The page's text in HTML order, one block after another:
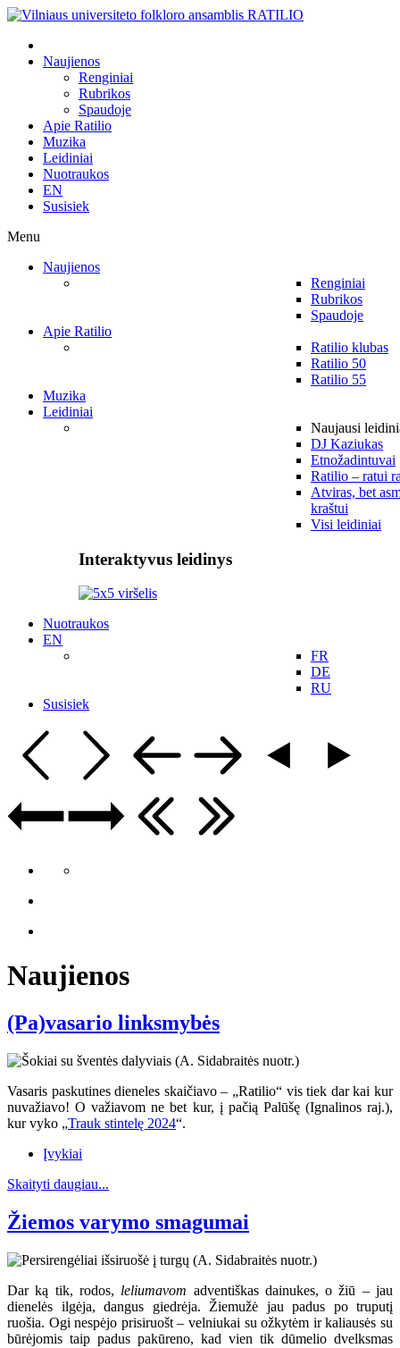
Naujienos
Renginiai
Rubrikos
Spaudoje
Apie Ratilio
Muzika
Leidiniai
Nuotraukos
EN
Susisiek
Menu
Naujienos
Renginiai
Rubrikos
Spaudoje
Apie Ratilio
Ratilio klubas
Ratilio 50
Ratilio 55
Muzika
Leidiniai
Naujausi
DJ Kaziukas
Etnožadintuvai
Ratilio – ratui
Atviras, bet
kraštui
Visi leidiniai
Interaktyvus leidinys
Nuotraukos
EN
FR
DE
RU
Susisiek
Naujienos
(Pa)vasario linksmybės
Vasaris paskutines dieneles skaičiavo – „Ratilio“ vis tiek dar kai kur
nuvažiavo! O važiavom ne bet kur, į pačią Palūšę (Ignalinos raj.),
kur vyko „Trauk stintelę 2024“.
Įvykiai
Skaityti daugiau...
Žiemos varymo smagumai
Dar ką tik, rodos, leliumavom adventiškas dainukes, o žiū – jau
dienelės ilgėja, dangus giedrėja. Žiemužė jau padus po truputį
ruošia. Ogi nespėjo prisiruošt – velniukai su ožkytėm ir kaliausės su
būrėjomis taip padus pakūreno, kad vien tik dūmelio dvelksmas